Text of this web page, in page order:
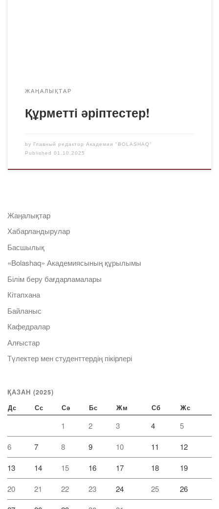
ЖАҢАЛЫҚТАР
Құрметті әріптестер!
by Главный редактор Академии "BOLASHAQ"
Published 01.10.2025
Жаңалықтар
Хабарландырулар
Басшылық
«Bolashaq» Академиясының құрылымы
Білім беру бағдарламалары
Кітапхана
Байланыс
Кафедралар
Алғыстар
Түлектер мен студенттердің пікірлері
ҚАЗАН (2025)
Дс Сс Сә Бс Жм Сб Жс
1 2 3 4 5
6 7 8 9 10 11 12
13 14 15 16 17 18 19
20 21 22 23 24 25 26